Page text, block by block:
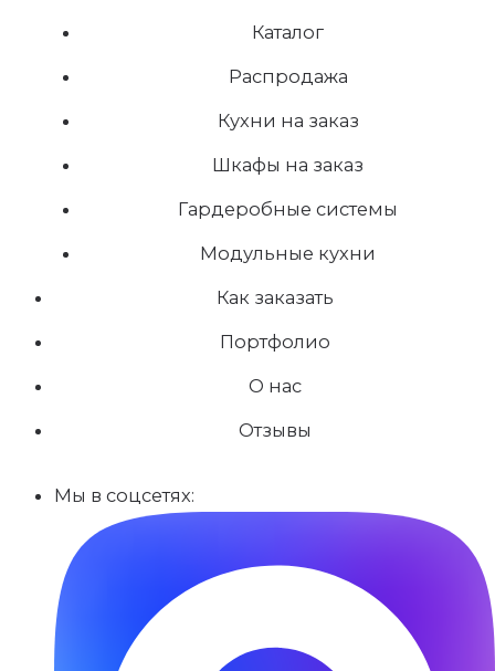
Каталог
Распродажа
Кухни на заказ
Шкафы на заказ
Гардеробные системы
Модульные кухни
Как заказать
Портфолио
О нас
Отзывы
Мы в соцсетях: